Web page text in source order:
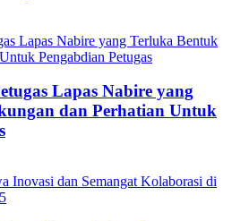
Lapas Nabire yang
dan Perhatian Untuk